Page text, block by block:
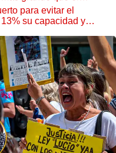
para evitar el
su capacidad y